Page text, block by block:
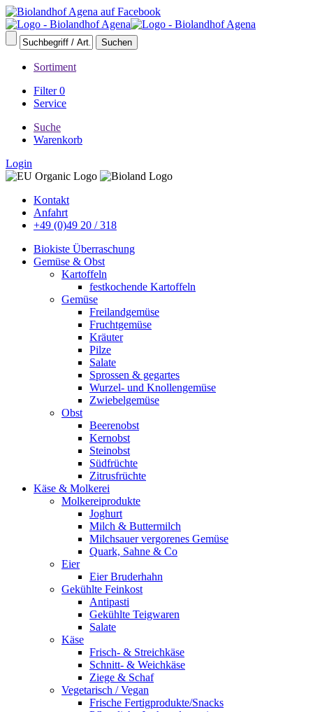
Sortiment
Filter 0
Service
Suche
Warenkorb
Login
Kontakt
Anfahrt
+49 (0)49 20 / 318
Biokiste Überraschung
Gemüse & Obst
Kartoffeln
festkochende Kartoffeln
Gemüse
Freilandgemüse
Fruchtgemüse
Kräuter
Pilze
Salate
Sprossen & gegartes
Wurzel- und Knollengemüse
Zwiebelgemüse
Obst
Beerenobst
Kernobst
Steinobst
Südfrüchte
Zitrusfrüchte
Käse & Molkerei
Molkereiprodukte
Joghurt
Milch & Buttermilch
Milchsauer vergorenes Gemüse
Quark, Sahne & Co
Eier
Eier Bruderhahn
Gekühlte Feinkost
Antipasti
Gekühlte Teigwaren
Salate
Käse
Frisch- & Streichkäse
Schnitt- & Weichkäse
Ziege & Schaf
Vegetarisch / Vegan
Frische Fertigprodukte/Snacks